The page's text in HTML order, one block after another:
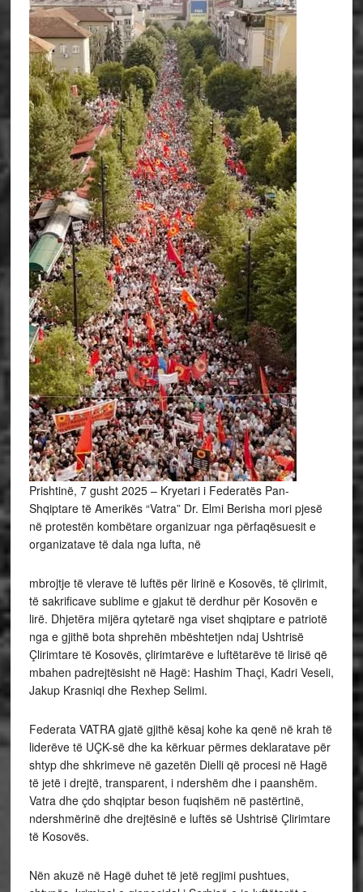
Prishtinë, 7 gusht 2025 – Kryetari i Federatës Pan-
Shqiptare të Amerikës “Vatra” Dr. Elmi Berisha mori pjesë
në protestën kombëtare organizuar nga përfaqësuesit e
organizatave të dala nga lufta, në
mbrojtje të vlerave të luftës për lirinë e Kosovës, të çlirimit,
të sakrificave sublime e gjakut të derdhur për Kosovën e
lirë. Dhjetëra mijëra qytetarë nga viset shqiptare e patriotë
nga e gjithë bota shprehën mbështetjen ndaj Ushtrisë
Çlirimtare të Kosovës, çlirimtarëve e luftëtarëve të lirisë që
mbahen padrejtësisht në Hagë: Hashim Thaçi, Kadri Veseli,
Jakup Krasniqi dhe Rexhep Selimi.
Federata VATRA gjatë gjithë kësaj kohe ka qenë në krah të
liderëve të UÇK-së dhe ka kërkuar përmes deklaratave për
shtyp dhe shkrimeve në gazetën Dielli që procesi në Hagë
të jetë i drejtë, transparent, i ndershëm dhe i paanshëm.
Vatra dhe çdo shqiptar beson fuqishëm në pastërtinë,
ndershmërinë dhe drejtësinë e luftës së Ushtrisë Çlirimtare
të Kosovës.
Nën akuzë në Hagë duhet të jetë regjimi pushtues,